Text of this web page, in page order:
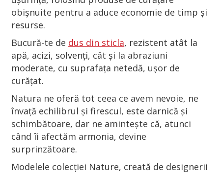
obișnuite pentru a aduce economie de timp și
resurse.
Bucură-te de dus din sticla, rezistent atât la
apă, acizi, solvenți, cât și la abraziuni
moderate, cu suprafața netedă, ușor de
curățat.
Natura ne oferă tot ceea ce avem nevoie, ne
învață echilibrul și firescul, este darnică și
schimbătoare, dar ne amintește că, atunci
când îi afectăm armonia, devine
surprinzătoare.
Modelele colecției Nature, creată de designerii